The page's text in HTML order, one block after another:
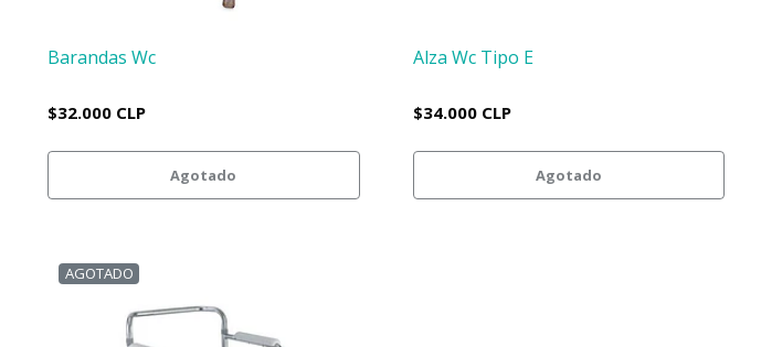
Barandas Wc
$32.000 CLP
Agotado
Alza Wc Tipo E
$34.000 CLP
Agotado
AGOTADO